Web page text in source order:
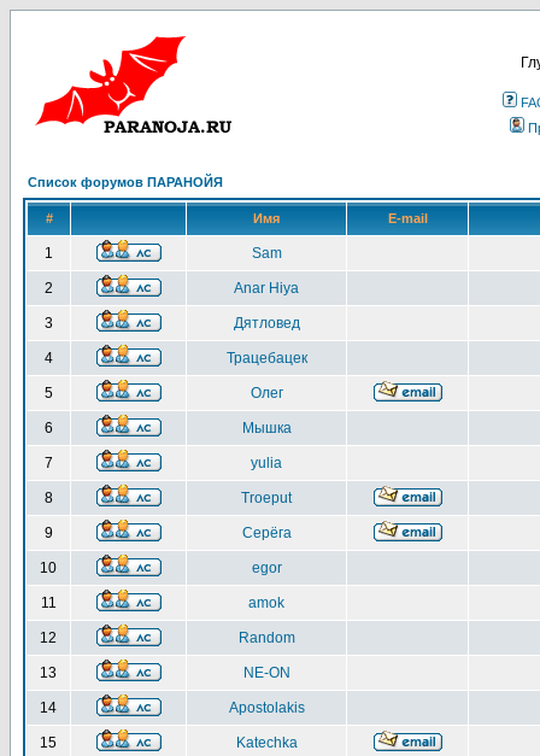
Список форумов ПАРАНОЙЯ
# Имя E-mail
1 Sam
2 Anar Hiya
3 Дятловед
4 Трацебацек
5 Олег
6 Мышка
7 yulia
8 Troeput
9 Серёга
10 egor
11 amok
12 Random
13 NE-ON
14 Apostolakis
15 Katechka